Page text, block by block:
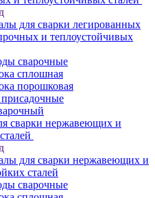
для сварки легированных
и теплоустойчивых
сварочные
сплошная
порошковая
сварки нержавеющих и
для сварки нержавеющих и
сталей
сварочные